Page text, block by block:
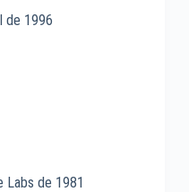
de 1996
Labs de 1981